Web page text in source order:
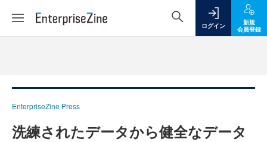
ログイン
新規
会員登録
EnterpriseZine Press
洗練されたデータから健全なデータ